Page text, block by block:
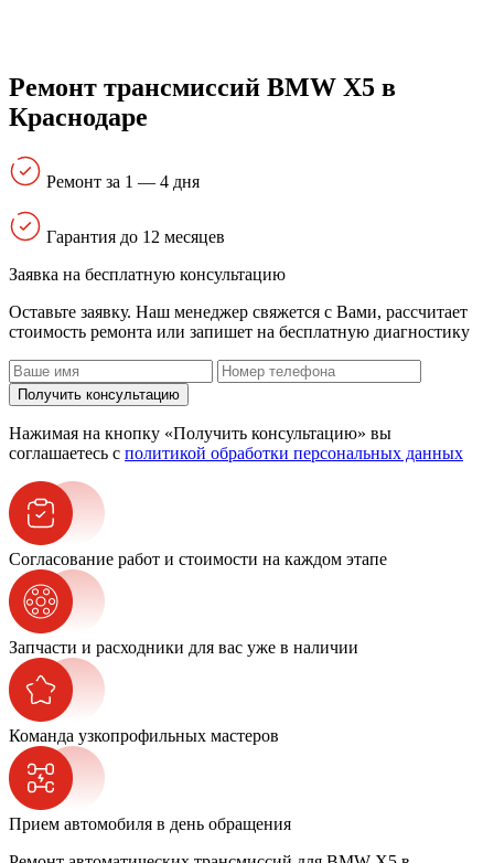
Ремонт трансмиссий BMW X5 в
Краснодаре
Ремонт за 1 — 4 дня
Гарантия до 12 месяцев
Заявка на бесплатную консультацию
Оставьте заявку. Наш менеджер свяжется с Вами, расcчитает
стоимость ремонта или запишет на бесплатную диагностику
Получить консультацию
Нажимая на кнопку «Получить консультацию» вы
соглашаетесь с политикой обработки персональных данных
Согласование работ и стоимости на каждом этапе
Запчасти и расходники для вас уже в наличии
Команда узкопрофильных мастеров
Прием автомобиля в день обращения